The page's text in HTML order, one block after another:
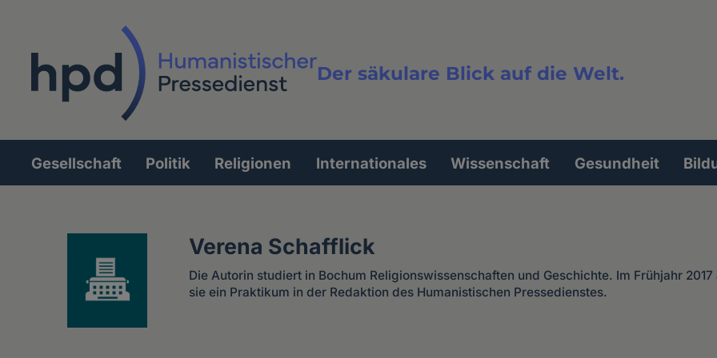
Der säkulare Blick auf die Welt.
Volltextsuche
Hauptnavigation
Gesellschaft Politik Religionen Internationales Wissenschaft Gesundheit
Verena Schafflick
Die Autorin studiert in Bochum Religionswissenschaften und Geschichte. Im Frühjahr
sie ein Praktikum in der Redaktion des Humanistischen Pressedienstes.